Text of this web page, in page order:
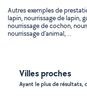
Autres exemples de
lapin, nourrissage de lapin,
nourrissage de cochon,
nourrissage d'animal, ..
Villes proches
Ayant le plus de résultats,